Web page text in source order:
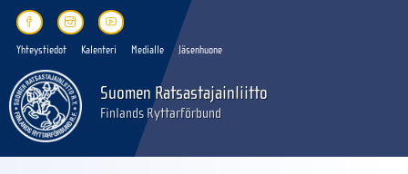
Yhteystiedot Kalenteri Medialle Jäsenhuone
Suomen Ratsastajainliitto
Finlands Ryttarförbund